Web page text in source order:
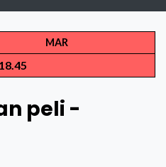
MAR
18.45
peli -